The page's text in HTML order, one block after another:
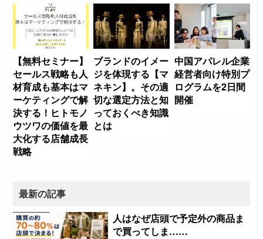
【無料セミナー】
セールス戦略も人
材育成も基本はマ
ーケティングで解
決する！ヒトモノ
ウツワの価値を最
大化する店舗成長
戦略
ブランドのイメー
ジを体現する【マ
ネキン】。その適
切な選定方法と知
っておくべき知識
とは
中国アパレル企業
経営者向け特別プ
ログラムを2日間
開催
最新の記事
人はなぜ店頭で予定外の商品ま
で買ってしま……